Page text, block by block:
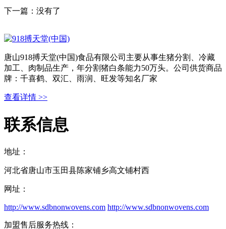
下一篇：没有了
唐山918搏天堂(中国)食品有限公司主要从事生猪分割、冷藏
加工、肉制品生产，年分割猪白条能力50万头。公司供货商品
牌：千喜鹤、双汇、雨润、旺发等知名厂家
查看详情 >>
联系信息
地址：
河北省唐山市玉田县陈家铺乡高文铺村西
网址：
http://www.sdbnonwovens.com http://www.sdbnonwovens.com
加盟售后服务热线：